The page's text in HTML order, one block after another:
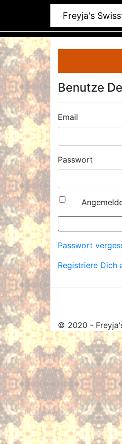
Freyja's
Benutze
Email
Passwort
Passwort
Registriere Dich
© 2020 -